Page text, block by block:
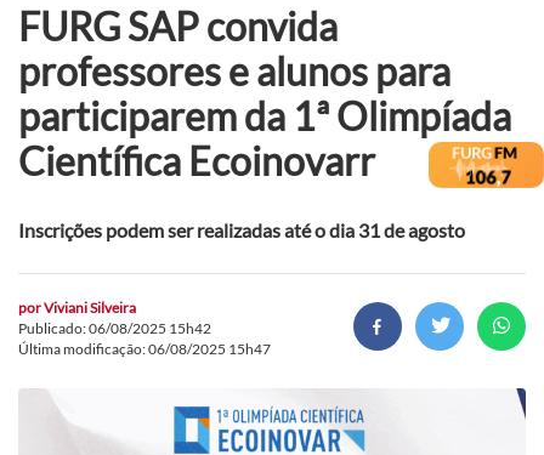
FURG SAP convida
professores e alunos para
participarem da 1ª Olimpíada
Científica Ecoinovarr
Inscrições podem ser realizadas até o dia 31 de agosto
porViviani Silveira
Publicado: 06/08/2025 15h42
Última modificação: 06/08/2025 15h47